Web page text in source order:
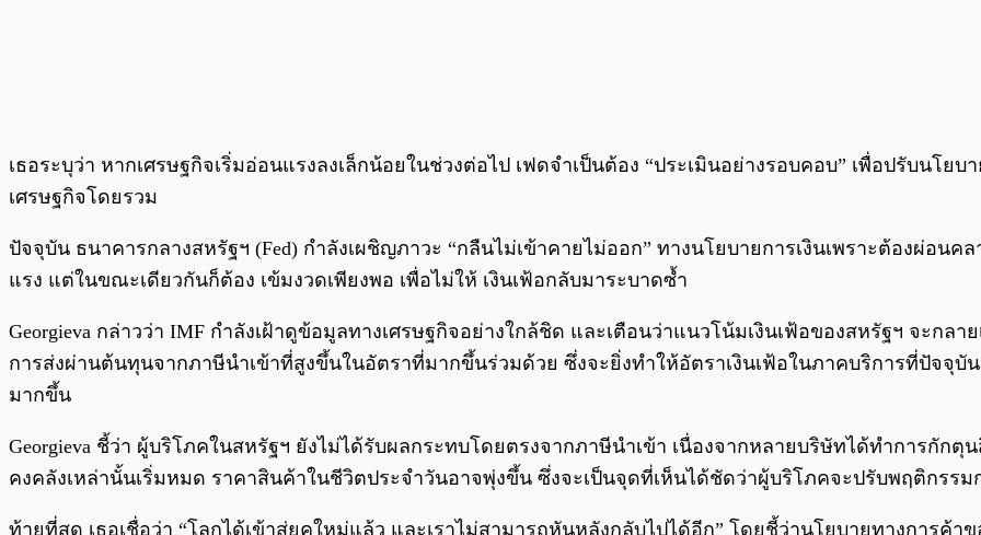
เธอระบุว่า หากเศรษฐกิจเริ่มอ่อนแรงลงเล็กน้อยในช่วงต่อไป เฟดจำเป็นต้อง “ประเมินอย่างรอบคอบ” เพื่อปรับนโย
เศรษฐกิจโดยรวม
ปัจจุบัน ธนาคารกลางสหรัฐฯ (Fed) กำลังเผชิญภาวะ “กลืนไม่เข้าคายไม่ออก” ทางนโยบายการเงินเพราะต้องผ่อน
แรง แต่ในขณะเดียวกันก็ต้อง เข้มงวดเพียงพอ เพื่อไม่ให้ เงินเฟ้อกลับมาระบาดซ้ำ
Georgieva กล่าวว่า IMF กำลังเฝ้าดูข้อมูลทางเศรษฐกิจอย่างใกล้ชิด และเตือนว่าแนวโน้มเงินเฟ้อของสหรัฐฯ จะกล
การส่งผ่านต้นทุนจากภาษีนำเข้าที่สูงขึ้นในอัตราที่มากขึ้นร่วมด้วย ซึ่งจะยิ่งทำให้อัตราเงินเฟ้อในภาคบริการที่ปัจจุ
มากขึ้น
Georgieva ชี้ว่า ผู้บริโภคในสหรัฐฯ ยังไม่ได้รับผลกระทบโดยตรงจากภาษีนำเข้า เนื่องจากหลายบริษัทได้ทำการกัก
คงคลังเหล่านั้นเริ่มหมด ราคาสินค้าในชีวิตประจำวันอาจพุ่งขึ้น ซึ่งจะเป็นจุดที่เห็นได้ชัดว่าผู้บริโภคจะปรับพฤติกรรม
ท้ายที่สุด เธอเชื่อว่า “โลกได้เข้าสู่ยุคใหม่แล้ว และเราไม่สามารถหันหลังกลับไปได้อีก” โดยชี้ว่านโยบายทางการค้า